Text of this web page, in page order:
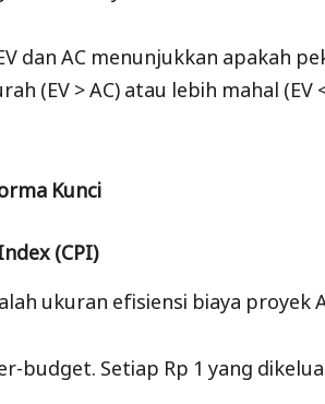
dan AC menunjukkan apakah
(EV > AC) atau lebih mahal (EV
Kunci
(CPI)
ukuran efisiensi biaya proyek
budget. Setiap Rp 1 yang